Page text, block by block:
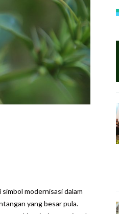
modernisasi dalam
yang besar pula.